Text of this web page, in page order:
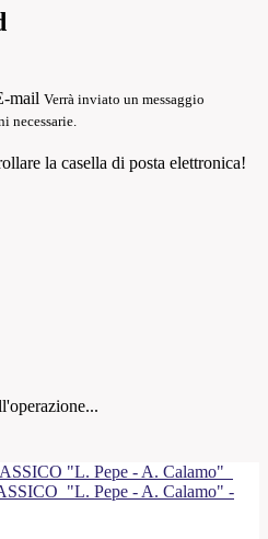
mail Verrà inviato un messaggio
necessarie.
la casella di posta elettronica!
"L. Pepe - A. Calamo" -